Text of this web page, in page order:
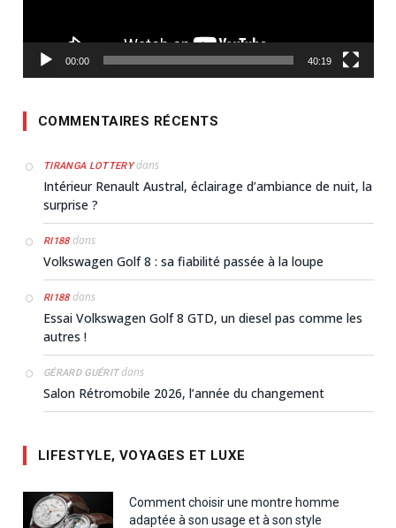
00:00 40:19
COMMENTAIRES RÉCENTS
TIRANGA LOTTERYdans
Intérieur Renault Austral, éclairage d’ambiance de nuit, la
surprise ?
RI188dans
Volkswagen Golf 8 : sa fiabilité passée à la loupe
RI188dans
Essai Volkswagen Golf 8 GTD, un diesel pas comme les
autres !
GÉRARD GUÉRITdans
Salon Rétromobile 2026, l’année du changement
LIFESTYLE, VOYAGES ET LUXE
Comment choisir une montre homme
adaptée à son usage et à son style